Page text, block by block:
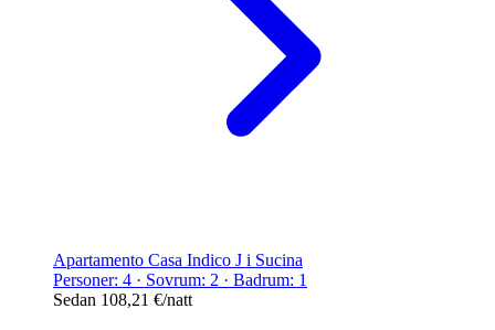
Apartamento Casa Indico J i Sucina
Personer: 4 · Sovrum: 2 · Badrum: 1
Sedan 108,21 €/natt